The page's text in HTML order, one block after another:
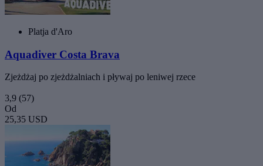
Platja d'Aro
Aquadiver Costa Brava
Zjeżdżaj po zjeżdżalniach i pływaj po leniwej rzece
3,9 (57)
Od
25,35 USD